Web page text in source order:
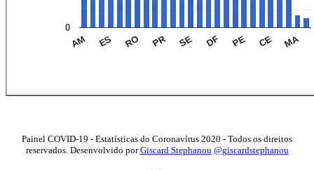
AM ES RO PR SE DF PE CE MA
0
Painel COVID-19 - Estatísticas do Coronavírus 2020 - Todos os direitos
reservados. Desenvolvido porGiscard Stephanou @giscardstephanou